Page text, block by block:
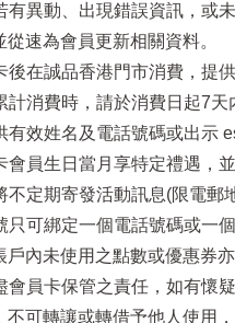
有異動、出現錯誤資訊，或
速為會員更新相關資料。
後在誠品香港門市消費，提
計消費時，請於消費日起7
有效姓名及電話號碼或出示
會員生日當月享特定禮遇，
不定期寄發活動訊息(限電郵
只可綁定一個電話號碼或一
戶內未使用之點數或優惠券亦
會員卡保管之責任，如有懷
不可轉讓或轉借予他人使用